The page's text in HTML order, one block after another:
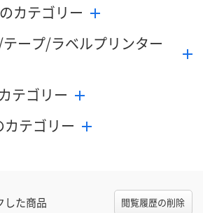
カテゴリー
ープ/ラベルプリンター
テゴリー
カテゴリー
した商品 閲覧履歴の削除